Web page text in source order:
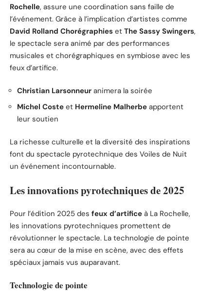
Rochelle, assure une coordination sans faille de
l’événement. Grâce à l’implication d’artistes comme
David Rolland Chorégraphies et The Sassy Swingers,
le spectacle sera animé par des performances
musicales et chorégraphiques en symbiose avec les
feux d’artifice.
Christian Larsonneur animera la soirée
Michel Coste et Hermeline Malherbe apportent
leur soutien
La richesse culturelle et la diversité des inspirations
font du spectacle pyrotechnique des Voiles de Nuit
un événement incontournable.
Les innovations pyrotechniques de 2025
Pour l’édition 2025 des feux d’artifice à La Rochelle,
les innovations pyrotechniques promettent de
révolutionner le spectacle. La technologie de pointe
sera au cœur de la mise en scène, avec des effets
spéciaux jamais vus auparavant.
Technologie de pointe